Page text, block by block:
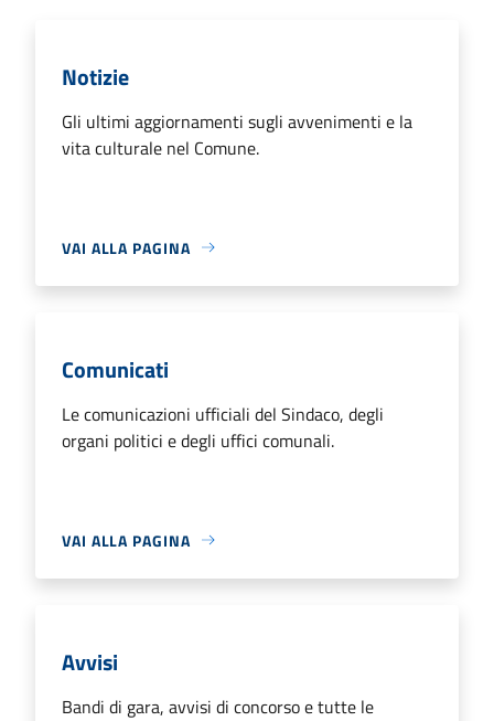
Notizie
Gli ultimi aggiornamenti sugli avvenimenti e la
vita culturale nel Comune.
VAI ALLA PAGINA
Comunicati
Le comunicazioni ufficiali del Sindaco, degli
organi politici e degli uffici comunali.
VAI ALLA PAGINA
Avvisi
Bandi di gara, avvisi di concorso e tutte le